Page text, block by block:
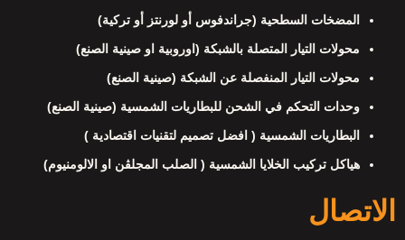
المضخات السطحية (جراندفوس أو لورنتز أو تركية)
محولات التيار المتصلة بالشبكة (اوروبية او صينية الصنع)
محولات التيار المنفصلة عن الشبكة (صينية الصنع)
وحدات التحكم في الشحن للبطاريات الشمسية (صينية الصنع)
البطاريات الشمسية ( افضل تصميم لتقنيات اقتصادية )
هياكل تركيب الخلايا الشمسية ( الصلب المجلڤن او الالومنيوم)
الاتصال